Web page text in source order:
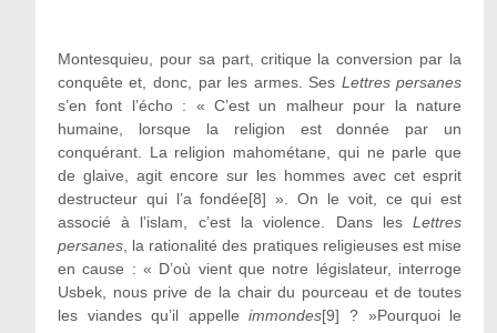
Montesquieu, pour sa part, critique la conversion par la
conquête et, donc, par les armes. Ses Lettres persanes
s’en font l’écho : « C’est un malheur pour la nature
humaine, lorsque la religion est donnée par un
conquérant. La religion mahométane, qui ne parle que
de glaive, agit encore sur les hommes avec cet esprit
destructeur qui l’a fondée[8] ». On le voit, ce qui est
associé à l’islam, c’est la violence. Dans lesLettres
persanes, la rationalité des pratiques religieuses est mise
en cause : « D’où vient que notre législateur, interroge
Usbek, nous prive de la chair du pourceau et de toutes
les viandes qu’il appelleimmondes[9] ? »Pourquoi le